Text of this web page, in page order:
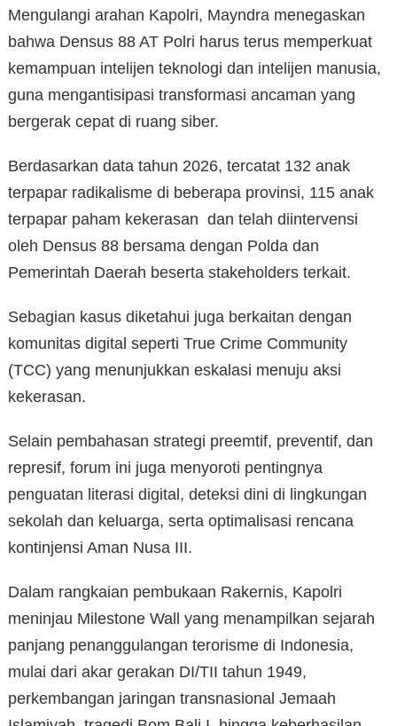
Mengulangi arahan Kapolri, Mayndra menegaskan
bahwa Densus 88 AT Polri harus terus memperkuat
kemampuan intelijen teknologi dan intelijen manusia,
guna mengantisipasi transformasi ancaman yang
bergerak cepat di ruang siber.
Berdasarkan data tahun 2026, tercatat 132 anak
terpapar radikalisme di beberapa provinsi, 115 anak
terpapar paham kekerasan dan telah diintervensi
oleh Densus 88 bersama dengan Polda dan
Pemerintah Daerah beserta stakeholders terkait.
Sebagian kasus diketahui juga berkaitan dengan
komunitas digital seperti True Crime Community
(TCC) yang menunjukkan eskalasi menuju aksi
kekerasan.
Selain pembahasan strategi preemtif, preventif, dan
represif, forum ini juga menyoroti pentingnya
penguatan literasi digital, deteksi dini di lingkungan
sekolah dan keluarga, serta optimalisasi rencana
kontinjensi Aman Nusa III.
Dalam rangkaian pembukaan Rakernis, Kapolri
meninjau Milestone Wall yang menampilkan sejarah
panjang penanggulangan terorisme di Indonesia,
mulai dari akar gerakan DI/TII tahun 1949,
perkembangan jaringan transnasional Jemaah